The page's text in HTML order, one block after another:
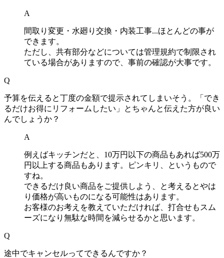
A
間取り変更・水廻り交換・内装工事...ほとんどの事が
できます。
ただし、共有部分などについては管理規約で制限され
ている場合がありますので、事前の確認が大事です。
Q
予算を伝えると丁度の金額で提示されてしまいそう。「でき
るだけお得にリフォームしたい」とちゃんと伝えた方が良い
んでしょうか？
A
例えばキッチンだと、10万円以下の商品もあれば500万
円以上する商品もあります。ピンキリ、というもので
すね。
できるだけ良い商品をご提供しよう、と考えるとやは
り価格が高いものになる可能性はあります。
お客様のお考えを教えていただければ、打合せもスム
ーズになり無駄な時間を減らせるかと思います。
Q
途中でキャンセルってできるんですか？